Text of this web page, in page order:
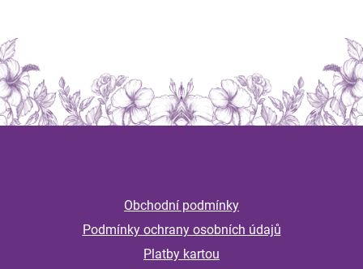
Z
Obchodní podmínky
Podmínky ochrany osobních údajů
Platby kartou